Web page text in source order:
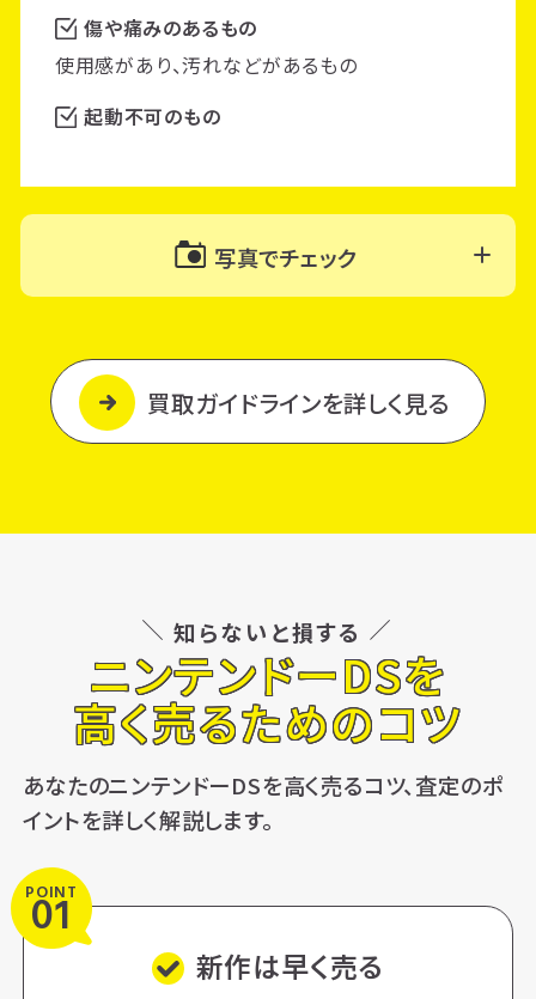
傷や痛みのあるもの
使用感があり、汚れなどがあるもの
起動不可のもの
写真でチェック
買取ガイドラインを詳しく見る
知らないと損する
ニンテンドーDSを
高く売るためのコツ
あなたのニンテンドーDSを高く売るコツ、査定のポ
イントを詳しく解説します。
POINT
01
新作は早く売る